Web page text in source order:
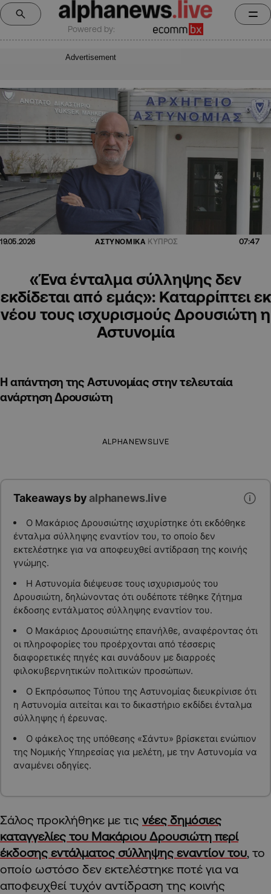
Powered by:
Advertisement
19.05.2026 ΑΣΤΥΝΟΜΙΚΑ ΚΥΠΡΟΣ 07:47
«Ένα ένταλμα σύλληψης δεν
εκδίδεται από εμάς»: Καταρρίπτει εκ
νέου τους ισχυρισμούς Δρουσιώτη η
Αστυνομία
Η απάντηση της Αστυνομίας στην τελευταία
ανάρτηση Δρουσιώτη
ALPHANEWSLIVE
Takeaways byalphanews.live
Ο Μακάριος Δρουσιώτης ισχυρίστηκε ότι εκδόθηκε
ένταλμα σύλληψης εναντίον του, το οποίο δεν
εκτελέστηκε για να αποφευχθεί αντίδραση της κοινής
γνώμης.
Η Αστυνομία διέψευσε τους ισχυρισμούς του
Δρουσιώτη, δηλώνοντας ότι ουδέποτε τέθηκε ζήτημα
έκδοσης εντάλματος σύλληψης εναντίον του.
Ο Μακάριος Δρουσιώτης επανήλθε, αναφέροντας ότι
οι πληροφορίες του προέρχονται από τέσσερις
διαφορετικές πηγές και συνάδουν με διαρροές
φιλοκυβερνητικών πολιτικών προσώπων.
Ο Εκπρόσωπος Τύπου της Αστυνομίας διευκρίνισε ότι
η Αστυνομία αιτείται και το δικαστήριο εκδίδει ένταλμα
σύλληψης ή έρευνας.
Ο φάκελος της υπόθεσης «Σάντυ» βρίσκεται ενώπιον
της Νομικής Υπηρεσίας για μελέτη, με την Αστυνομία να
αναμένει οδηγίες.
Σάλος προκλήθηκε με τις νέες δημόσιες
καταγγελίες του Μακάριου Δρουσιώτη περί
έκδοσης εντάλματος σύλληψης εναντίον του, το
οποίο ωστόσο δεν εκτελέστηκε ποτέ για να
αποφευχθεί τυχόν αντίδραση της κοινής